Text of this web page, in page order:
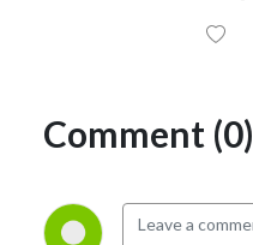
Comment (0)